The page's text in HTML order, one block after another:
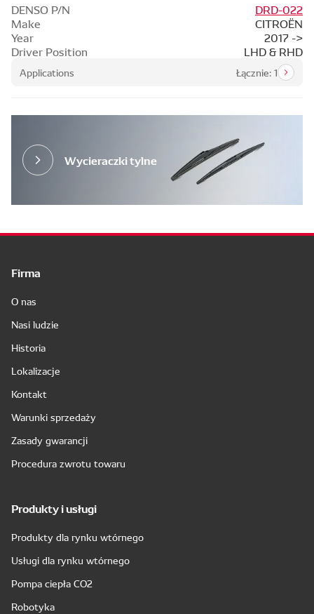
DENSO P/N
DRD-022
Make
CITROËN
Applications Łącznie: 1
Year
2017 ->
Driver Position
LHD & RHD
Wycieraczki tylne
Firma
O nas
Nasi ludzie
Historia
Lokalizacje
Kontakt
Warunki sprzedaży
Zasady gwarancji
Procedura zwrotu towaru
Produkty i usługi
Produkty dla rynku wtórnego
Usługi dla rynku wtórnego
Pompa ciepła CO2
Robotyka